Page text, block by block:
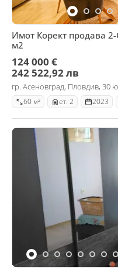
Имот Корект продава
м2
124 000 €
242 522,92 лв
гр. Асеновград, Пловдив, 30
60 м² ет. 2 2023